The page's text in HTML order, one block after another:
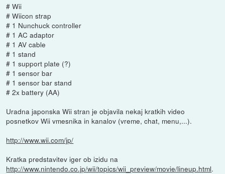
# Wii
# Wiicon strap
# 1 Nunchuck controller
# 1 AC adaptor
# 1 AV cable
# 1 stand
# 1 support plate (?)
# 1 sensor bar
# 1 sensor bar stand
# 2x battery (AA)
Uradna japonska Wii stran je objavila nekaj kratkih video
posnetkov Wii vmesnika in kanalov (vreme, chat, menu,...).
http://www.wii.com/jp/
Kratka predstavitev iger ob izidu na
http://www.nintendo.co.jp/wii/topics/wii_preview/movie/lineup.html.